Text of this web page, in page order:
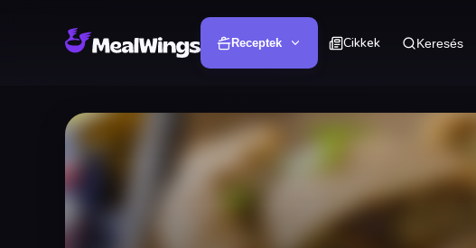
Receptek Cikkek Keresés